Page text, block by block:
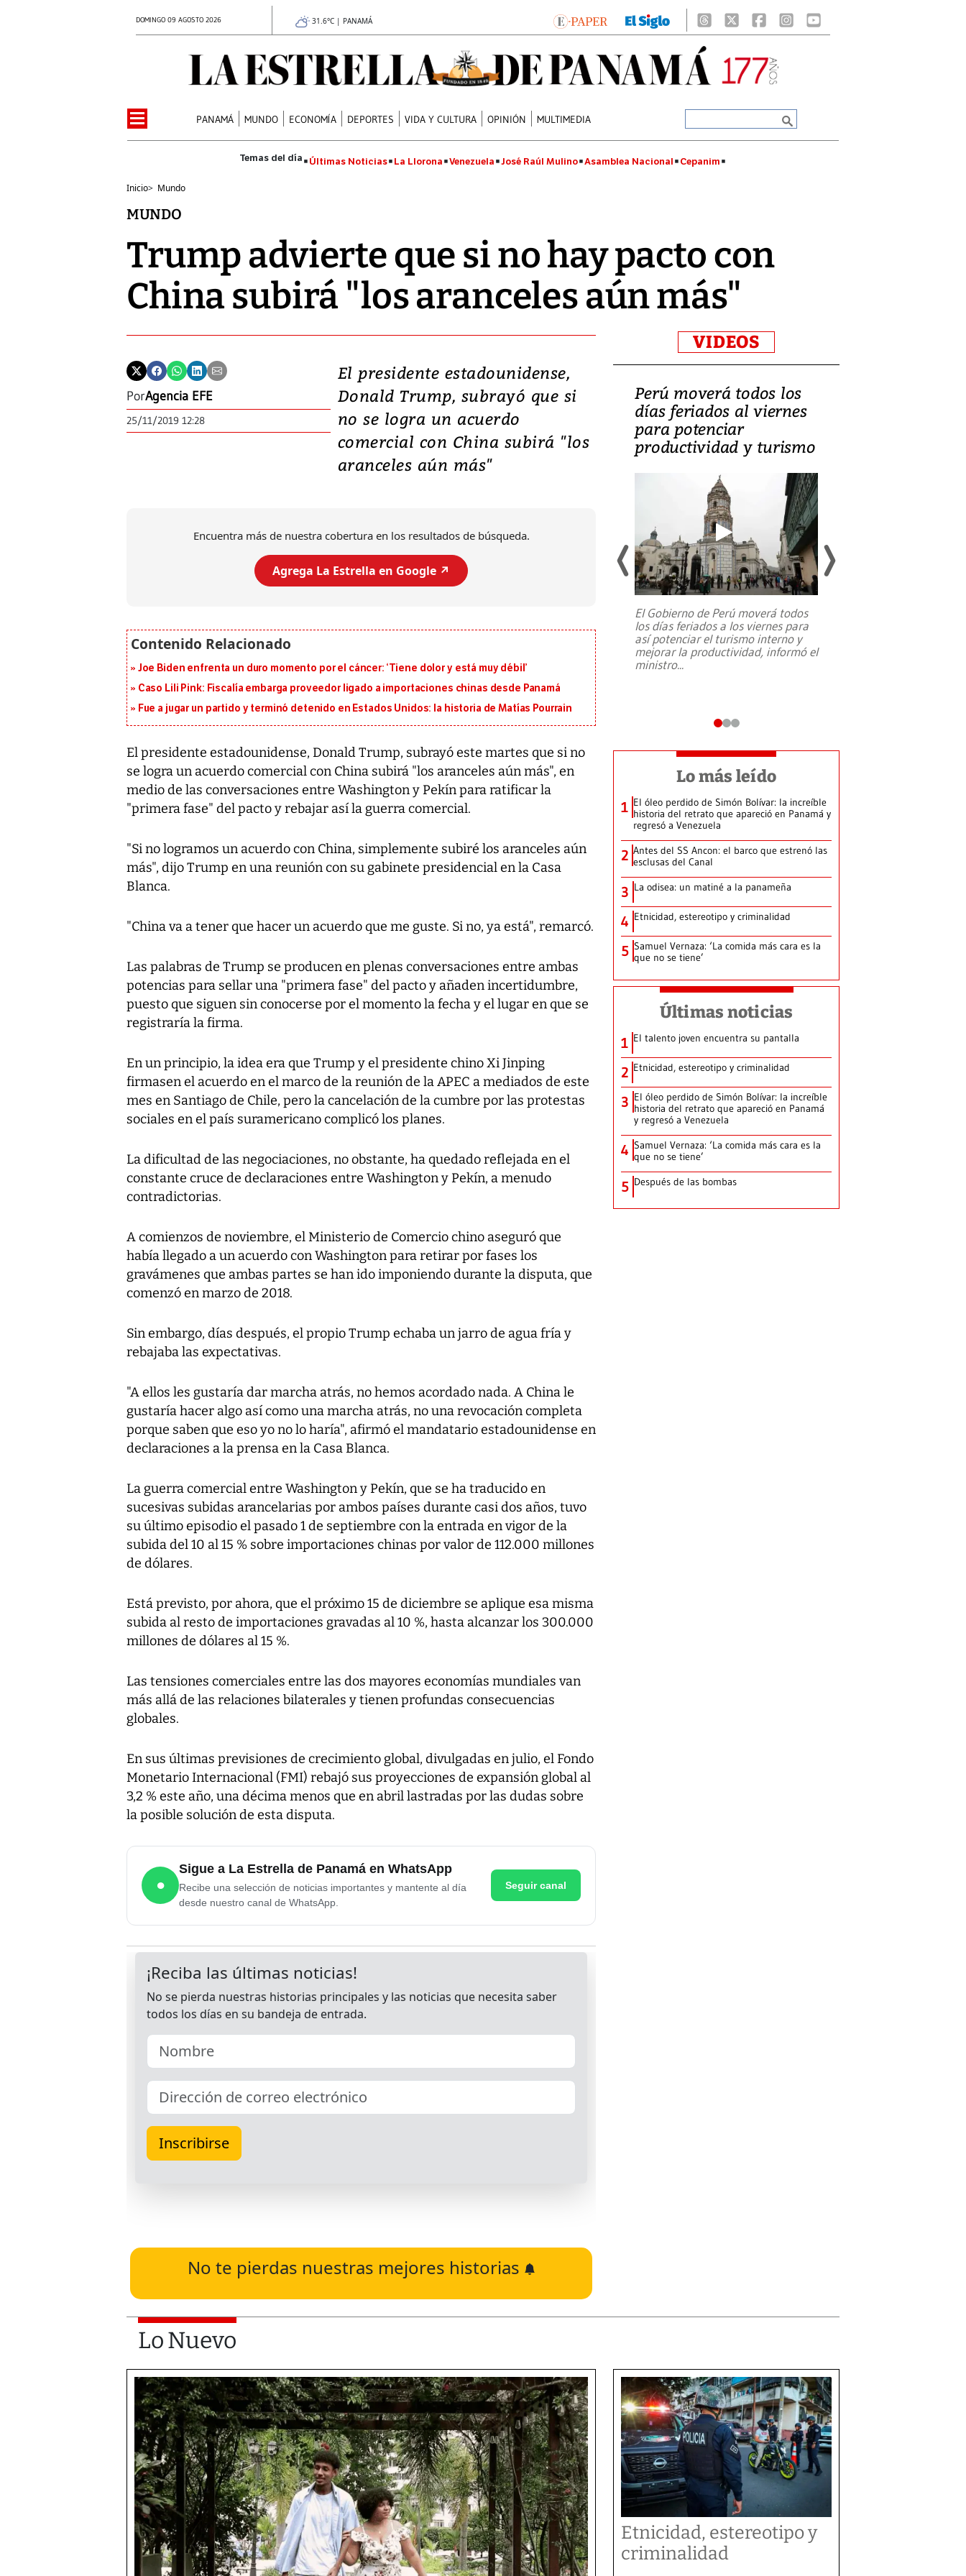
DOMINGO 09 AGOSTO 2026 31.6°C | PANAMÁ
PANAMÁ MUNDO ECONOMÍA DEPORTES VIDA Y CULTURA OPINIÓN MULTIMEDIA
Últimas Noticias La Llorona Venezuela José Raúl Mulino Asamblea Nacional Cepanim
Inicio> Mundo
MUNDO
Trump advierte que si no hay pacto con
China subirá "los aranceles aún más"
PorAgencia EFE
25/11/2019 12:28
El presidente estadounidense,
Donald Trump, subrayó que si
no se logra un acuerdo
comercial con China subirá "los
aranceles aún más"
Encuentra más de nuestra cobertura en los resultados de búsqueda.
Agrega La Estrella en Google ↗️
Joe Biden enfrenta un duro momento por el cáncer: ‘Tiene dolor y está muy débil’
Caso Lili Pink: Fiscalía embarga proveedor ligado a importaciones chinas desde Panamá
Fue a jugar un partido y terminó detenido en Estados Unidos: la historia de Matías Pourrain
El presidente estadounidense, Donald Trump, subrayó este martes que si no
se logra un acuerdo comercial con China subirá "los aranceles aún más", en
medio de las conversaciones entre Washington y Pekín para ratificar la
"primera fase" del pacto y rebajar así la guerra comercial.
"Si no logramos un acuerdo con China, simplemente subiré los aranceles aún
más", dijo Trump en una reunión con su gabinete presidencial en la Casa
Blanca.
"China va a tener que hacer un acuerdo que me guste. Si no, ya está", remarcó.
Las palabras de Trump se producen en plenas conversaciones entre ambas
potencias para sellar una "primera fase" del pacto y añaden incertidumbre,
puesto que siguen sin conocerse por el momento la fecha y el lugar en que se
registraría la firma.
En un principio, la idea era que Trump y el presidente chino Xi Jinping
firmasen el acuerdo en el marco de la reunión de la APEC a mediados de este
mes en Santiago de Chile, pero la cancelación de la cumbre por las protestas
sociales en el país suramericano complicó los planes.
La dificultad de las negociaciones, no obstante, ha quedado reflejada en el
constante cruce de declaraciones entre Washington y Pekín, a menudo
contradictorias.
A comienzos de noviembre, el Ministerio de Comercio chino aseguró que
había llegado a un acuerdo con Washington para retirar por fases los
gravámenes que ambas partes se han ido imponiendo durante la disputa, que
comenzó en marzo de 2018.
Sin embargo, días después, el propio Trump echaba un jarro de agua fría y
rebajaba las expectativas.
"A ellos les gustaría dar marcha atrás, no hemos acordado nada. A China le
gustaría hacer algo así como una marcha atrás, no una revocación completa
porque saben que eso yo no lo haría", afirmó el mandatario estadounidense en
declaraciones a la prensa en la Casa Blanca.
La guerra comercial entre Washington y Pekín, que se ha traducido en
sucesivas subidas arancelarias por ambos países durante casi dos años, tuvo
su último episodio el pasado 1 de septiembre con la entrada en vigor de la
subida del 10 al 15 % sobre importaciones chinas por valor de 112.000 millones
de dólares.
Está previsto, por ahora, que el próximo 15 de diciembre se aplique esa misma
subida al resto de importaciones gravadas al 10 %, hasta alcanzar los 300.000
millones de dólares al 15 %.
Las tensiones comerciales entre las dos mayores economías mundiales van
más allá de las relaciones bilaterales y tienen profundas consecuencias
globales.
En sus últimas previsiones de crecimiento global, divulgadas en julio, el Fondo
Monetario Internacional (FMI) rebajó sus proyecciones de expansión global al
3,2 % este año, una décima menos que en abril lastradas por las dudas sobre
la posible solución de esta disputa.
●
Sigue a La Estrella de Panamá en WhatsApp
Recibe una selección de noticias importantes y mantente al día
desde nuestro canal de WhatsApp.
Seguir canal
No te pierdas nuestras mejores historias
VIDEOS
Video: Lula lanza su
candidatura con
promesas de inversión
en defensa, educación y
tierras raras
Entre recuerdos y escuetas
da Silva, oficializó este domingo su
candidatura...
Perú moverá todos los
días feriados al viernes
para potenciar
productividad y turismo
El Gobierno de Perú moverá todos
los días feriados a los viernes para
así potenciar el turismo interno y
mejorar la productividad, informó el
ministro...
Lo más leído
1 El óleo perdido de Simón Bolívar: la increíble
historia del retrato que apareció en Panamá y
regresó a Venezuela
2 Antes del SS Ancon: el barco que estrenó las
esclusas del Canal
3 La odisea: un matiné a la panameña
4 Etnicidad, estereotipo y criminalidad
5 Samuel Vernaza: ‘La comida más cara es la
que no se tiene’
Últimas noticias
1 El talento joven encuentra su pantalla​
2 Etnicidad, estereotipo y criminalidad
3 El óleo perdido de Simón Bolívar: la increíble
historia del retrato que apareció en Panamá
y regresó a Venezuela
4 Samuel Vernaza: ‘La comida más cara es la
que no se tiene’
5 Después de las bombas
Lo Nuevo
Etnicidad, estereotipo y
criminalidad